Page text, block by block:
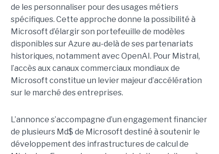
de les personnaliser pour des usages métiers
spécifiques. Cette approche donne la possibilité à
Microsoft d’élargir son portefeuille de modèles
disponibles sur Azure au-delà de ses partenariats
historiques, notamment avec OpenAI. Pour Mistral,
l’accès aux canaux commerciaux mondiaux de
Microsoft constitue un levier majeur d’accélération
sur le marché des entreprises.
L’annonce s’accompagne d’un engagement financier
de plusieurs Md$ de Microsoft destiné à soutenir le
développement des infrastructures de calcul de